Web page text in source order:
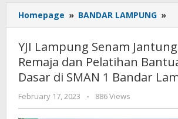
Homepage » BANDAR LAMPUNG »
YJI Lampung Senam
Remaja dan Pelatihan
Dasar di SMAN 1 Bandar
February 17, 2023
by
AdminML
- 886 Views